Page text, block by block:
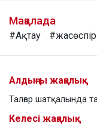
Мақалада
#Ақтау
Алдыңғы жаңалық
Талғар шатқалында
Келесі жаңалық